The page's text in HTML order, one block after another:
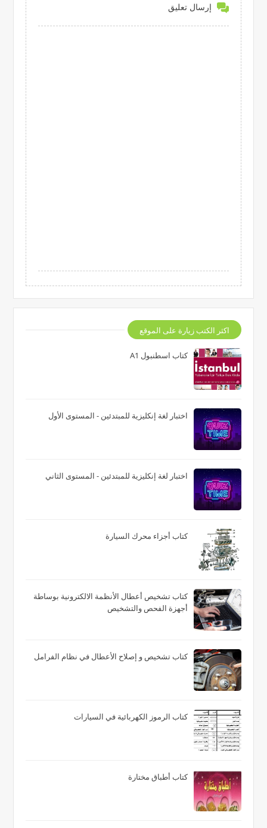
إرسال تعليق
اكثر الكتب زيارة على الموقع
كتاب اسطنبول A1
اختبار لغة إنكليزية للمبتدئين - المستوى الأول
اختبار لغة إنكليزية للمبتدئين - المستوى الثاني
كتاب أجزاء محرك السيارة
كتاب تشخيص أعطال الأنظمة الالكترونية بوساطة
أجهزة الفحص والتشخيص
كتاب تشخيص و إصلاح الأعطال في نظام الفرامل
كتاب الرموز الكهربائية في السيارات
كتاب أطباق مختارة